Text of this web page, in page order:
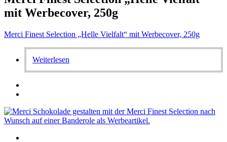
mit Werbecover, 250g
Merci Finest Selection „Helle Vielfalt“ mit Werbecover, 250g
Weiterlesen